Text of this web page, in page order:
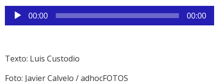
Reproductor
de
00:00 00:00
Texto: Luis Custodio
Foto: Javier Calvelo / adhocFOTOS